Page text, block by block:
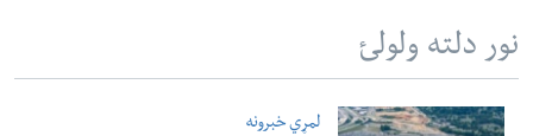
نور دلته ولولئ
لمړي خبرونه